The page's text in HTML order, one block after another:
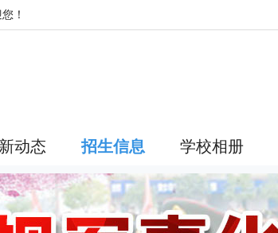
！
动态 招生信息 学校相册